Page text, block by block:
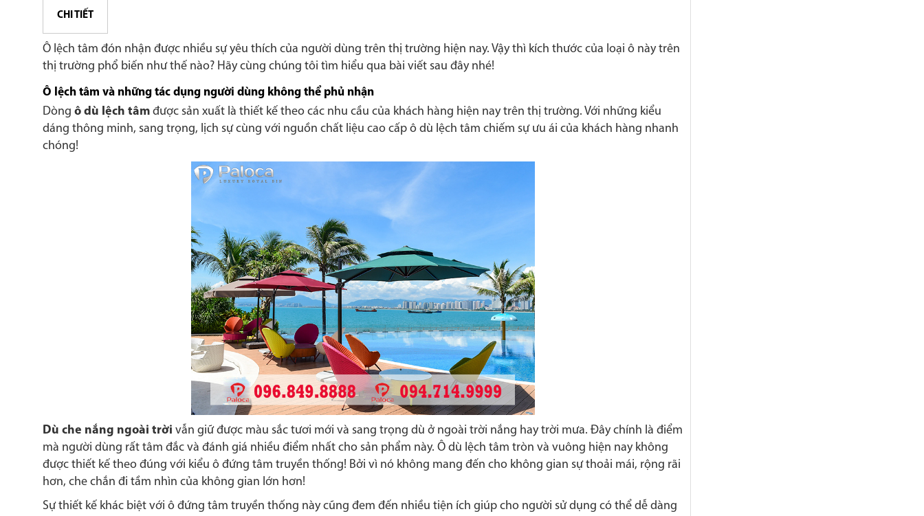
CHI TIẾT
Ô lệch tâm đón nhận được nhiều sự yêu thích của người dùng trên thị trường hiện nay. Vậy thì kích thước của loại ô này trên
thị trường phổ biến như thế nào? Hãy cùng chúng tôi tìm hiểu qua bài viết sau đây nhé!
Ô lệch tâm và những tác dụng người dùng không thể phủ nhận
Dòng ô dù lệch tâm được sản xuất là thiết kế theo các nhu cầu của khách hàng hiện nay trên thị trường. Với những kiểu
dáng thông minh, sang trọng, lịch sự cùng với nguồn chất liệu cao cấp ô dù lệch tâm chiếm sự ưu ái của khách hàng nhanh
chóng!
Dù che nắng ngoài trời vẫn giữ được màu sắc tươi mới và sang trọng dù ở ngoài trời nắng hay trời mưa. Đây chính là điểm
mà người dùng rất tâm đắc và đánh giá nhiều điểm nhất cho sản phẩm này. Ô dù lệch tâm tròn và vuông hiện nay không
được thiết kế theo đúng với kiểu ô đứng tâm truyền thống! Bởi vì nó không mang đến cho không gian sự thoải mái, rộng rãi
hơn, che chắn đi tầm nhìn của không gian lớn hơn!
Sự thiết kế khác biệt với ô đứng tâm truyền thống này cũng đem đến nhiều tiện ích giúp cho người sử dụng có thể dễ dàng